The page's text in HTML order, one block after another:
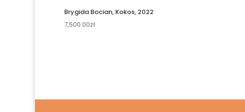
Brygida Bocian, Kokos, 2022
7,500.00zł